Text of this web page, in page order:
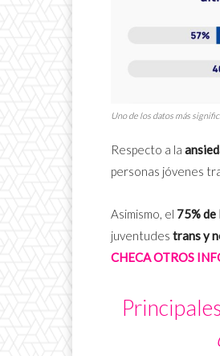
Uno de los datos más
Respecto a la
personas jóvenes
Asimismo, el 75%
juventudes trans y
CHECA OTROS